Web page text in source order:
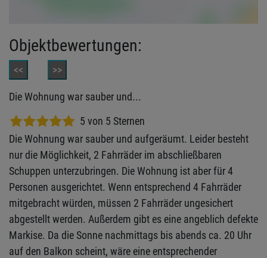
Objektbewertungen:
<<
Die Wohnung war sauber und...
5 von 5 Sternen
Die Wohnung war sauber und aufgeräumt. Leider besteht
nur die Möglichkeit, 2 Fahrräder im abschließbaren
Schuppen unterzubringen. Die Wohnung ist aber für 4
Personen ausgerichtet. Wenn entsprechend 4 Fahrräder
mitgebracht würden, müssen 2 Fahrräder ungesichert
abgestellt werden. Außerdem gibt es eine angeblich defekte
Markise. Da die Sonne nachmittags bis abends ca. 20 Uhr
auf den Balkon scheint, wäre eine entsprechender
>>